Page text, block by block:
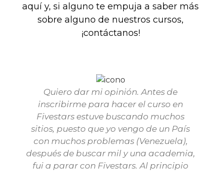
aquí y, si alguno te empuja a saber más
sobre alguno de nuestros cursos,
¡contáctanos!
Quiero dar mi opinión. Antes de
inscribirme para hacer el curso en
Fivestars estuve buscando muchos
sitios, puesto que yo vengo de un País
con muchos problemas (Venezuela),
después de buscar mil y una academia,
fui a parar con Fivestars. Al principio